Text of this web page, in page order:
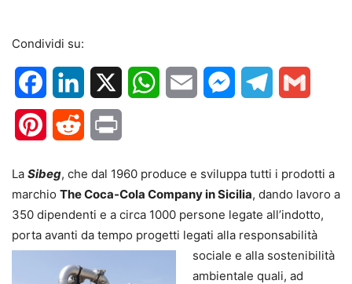
Condividi su:
FacebookLinkedIn WhatsApp
Email MessengerTelegram
PinterestReddit
La Sibeg, che dal 1960 produce e sviluppa tutti i prodotti a
marchio The Coca-Cola Company in Sicilia, dando lavoro a
350 dipendenti e a circa 1000 persone legate all’indotto,
porta avanti da tempo progetti legati alla responsabilità
sociale e alla sostenibilità
ambientale quali, ad